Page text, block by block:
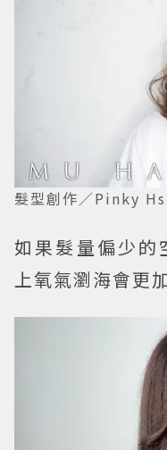
髮型創作／Pinky
如果髮量偏少的
上氧氣瀏海會更